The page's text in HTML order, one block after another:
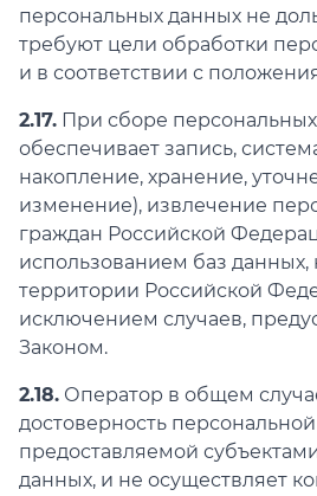
персональных данных не
требуют цели обработки
и в соответствии с
2.17. При сборе
обеспечивает запись,
накопление, хранение,
изменение), извлечение
граждан Российской
использованием баз данных,
территории Российской
исключением случаев,
Законом.
2.18. Оператор в общем
достоверность
предоставляемой
данных, и не осуществляет